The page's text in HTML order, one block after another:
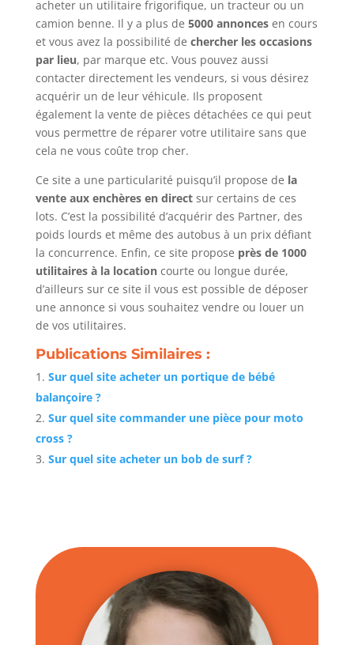
acheter un utilitaire frigorifique, un tracteur ou un
camion benne. Il y a plus de 5000 annoncesen cours
et vous avez la possibilité de chercher les occasions
par lieu, par marque etc. Vous pouvez aussi
contacter directement les vendeurs, si vous désirez
acquérir un de leur véhicule. Ils proposent
également la vente de pièces détachées ce qui peut
vous permettre de réparer votre utilitaire sans que
cela ne vous coûte trop cher.
Ce site a une particularité puisqu’il propose de la
vente aux enchères en directsur certains de ces
lots. C’est la possibilité d’acquérir des Partner, des
poids lourds et même des autobus à un prix défiant
la concurrence. Enfin, ce site propose près de 1000
utilitaires à la locationcourte ou longue durée,
d’ailleurs sur ce site il vous est possible de déposer
une annonce si vous souhaitez vendre ou louer un
de vos utilitaires.
Publications Similaires :
Sur quel site acheter un portique de bébé
balançoire ?
Sur quel site commander une pièce pour moto
cross ?
Sur quel site acheter un bob de surf ?